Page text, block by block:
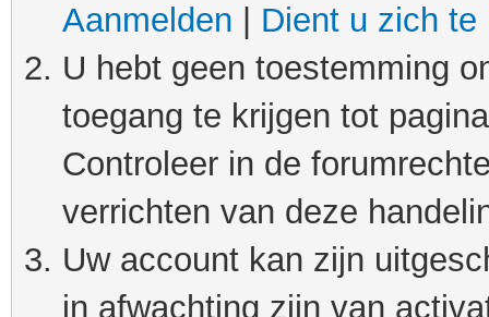
Aanmelden
Dient u zich te
U hebt geen toestemming
toegang te krijgen tot
Controleer in de
verrichten van deze
Uw account kan zijn
in afwachting zijn van